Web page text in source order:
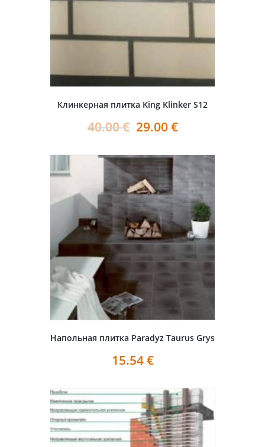
Клинкерная плитка King Klinker S12
40.00€ 29.00 €
Напольная плитка Paradyz Taurus Grys
15.54€